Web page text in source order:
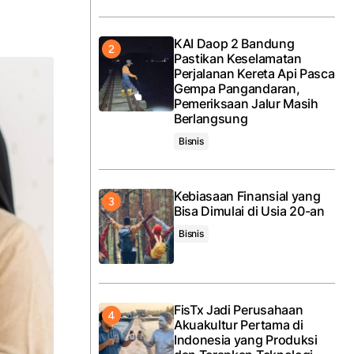
KAI Daop 2 Bandung
Pastikan Keselamatan
Perjalanan Kereta Api Pasca
Gempa Pangandaran,
Pemeriksaan Jalur Masih
Berlangsung
Bisnis
Kebiasaan Finansial yang
Bisa Dimulai di Usia 20-an
Bisnis
FisTx Jadi Perusahaan
Akuakultur Pertama di
Indonesia yang Produksi